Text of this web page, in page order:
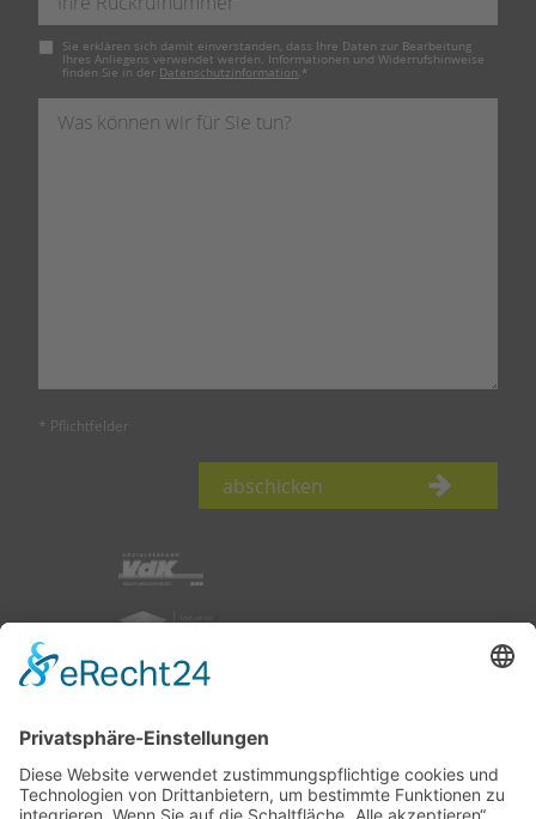
Pflichtfeld
Sie erklären sich damit einverstanden, dass Ihre Daten zur Bearbeitung
Ihres Anliegens verwendet werden. Informationen und Widerrufshinweise
finden Sie in der Datenschutzinformation. *
* Pflichtfelder
abschicken